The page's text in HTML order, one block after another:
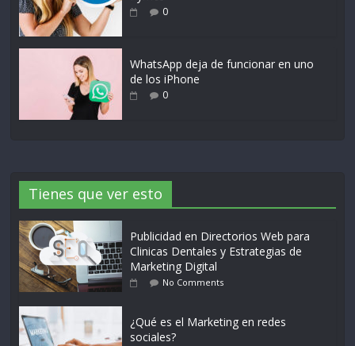
0
WhatsApp deja de funcionar en uno
de los iPhone
0
Tienes que ver esto
Publicidad en Directorios Web para
Clinicas Dentales y Estrategias de
Marketing Digital
No Comments
¿Qué es el Marketing en redes
sociales?